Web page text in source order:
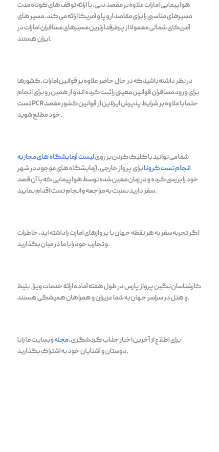
هواپیمایی امارات علاوه بر مقصد دبی، با ارائه توقف های کوتاه مدت
مسیرهای مناسبی را برای مقاصد اروپا و آمریکا ارائه می کند. مسیر های
آمریکای شمالی معمولا از پرطرفدارترین مسیرهای مسافران امارات در
ایران هستند.
در نظر داشته باشید که در حال حاضر علاوه بر قوانین امارات، کشورها
برای ورود مسافران قوانین معینی را ثبت کرده اند و از همین رو برای انجام
تست PCR حتما با علاوه بر شرایط پذیرش ایرلاین از قوانین کشور مقصد
خود مطلع شوید.
شما می توانید با کلیک کردن بر رویلیست آزمایشگاه های مجاز به
انجام تست کرونابرای پرواز خارجی، آزمایشگاه های موجود در شهر
خود را بررسی کرده و در زمان معین شده توسط هواپیمایی که با آن قصد
سفر دارید نسبت به مراجعه و انجام تست اقدام نمایید.
اگر تجربه سفر به هر نقطه جهان با پروازهای امارت را داشته اید، خاطرات
و تجارب خود را با ما در میان بگذارید.
کارشناسان نگین پرواز پارس در طول هفته آماده ارائه خدمات ویزا، بلیط
و هتل در سراسر جهان به شما عزیزان و همراهان همیشگی هستند.
برای اطلاع از آخرین اخبار جذاب گردشگری،مجلهوبسایت ما را با
دوستان و آشنایان خود به اشتراک بگذارید.